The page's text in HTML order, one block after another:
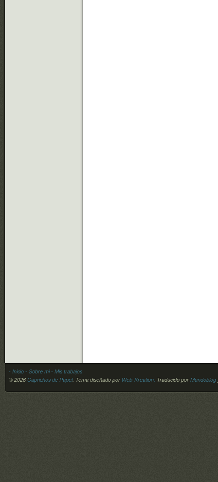
- Inicio - Sobre mi- Mis trabajos
© 2026 Caprichos de Papel. Tema diseñado por Web-Kreation. Traducido por Mundoblog